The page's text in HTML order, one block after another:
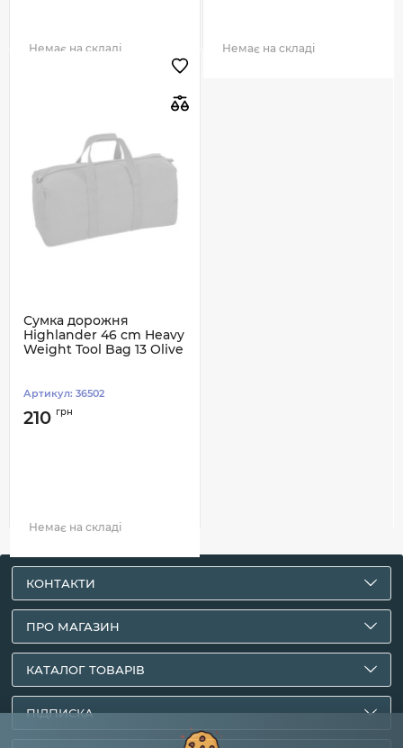
Немає на складі Немає на складі
Сумка дорожня
Highlander 46 cm Heavy
Weight Tool Bag 13 Olive
Артикул: 36502
210 грн
Немає на складі
КОНТАКТИ
ПРО МАГАЗИН
КАТАЛОГ ТОВАРІВ
ПІДПИСКА